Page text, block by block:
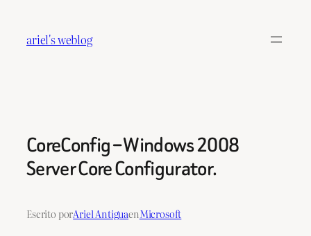
contenido
ariel's weblog
CoreConfig – Windows 2008
Server Core Configurator.
Escrito porAriel AntiguaenMicrosoft